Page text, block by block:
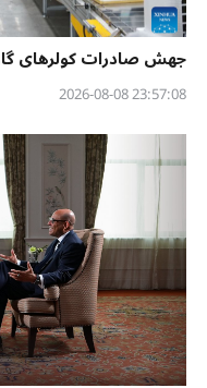
جهش صادرات کولرهای
23:57:08 2026-08-08